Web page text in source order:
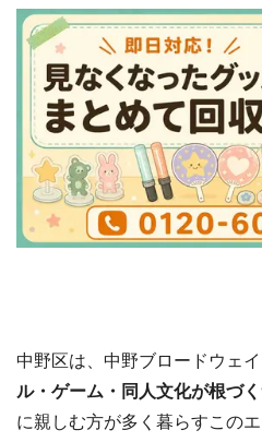
中野区は、中野ブロードウェ
ル・ゲーム・同人文化が根づ
に親しむ方が多く暮らすこの